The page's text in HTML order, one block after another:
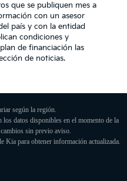
que se publiquen mes a
con un asesor
país y con la entidad
condiciones y
de financiación las
de noticias.
según la región.
los datos disponibles en el momento de la
sin previo aviso.
Kia para obtener información actualizada.